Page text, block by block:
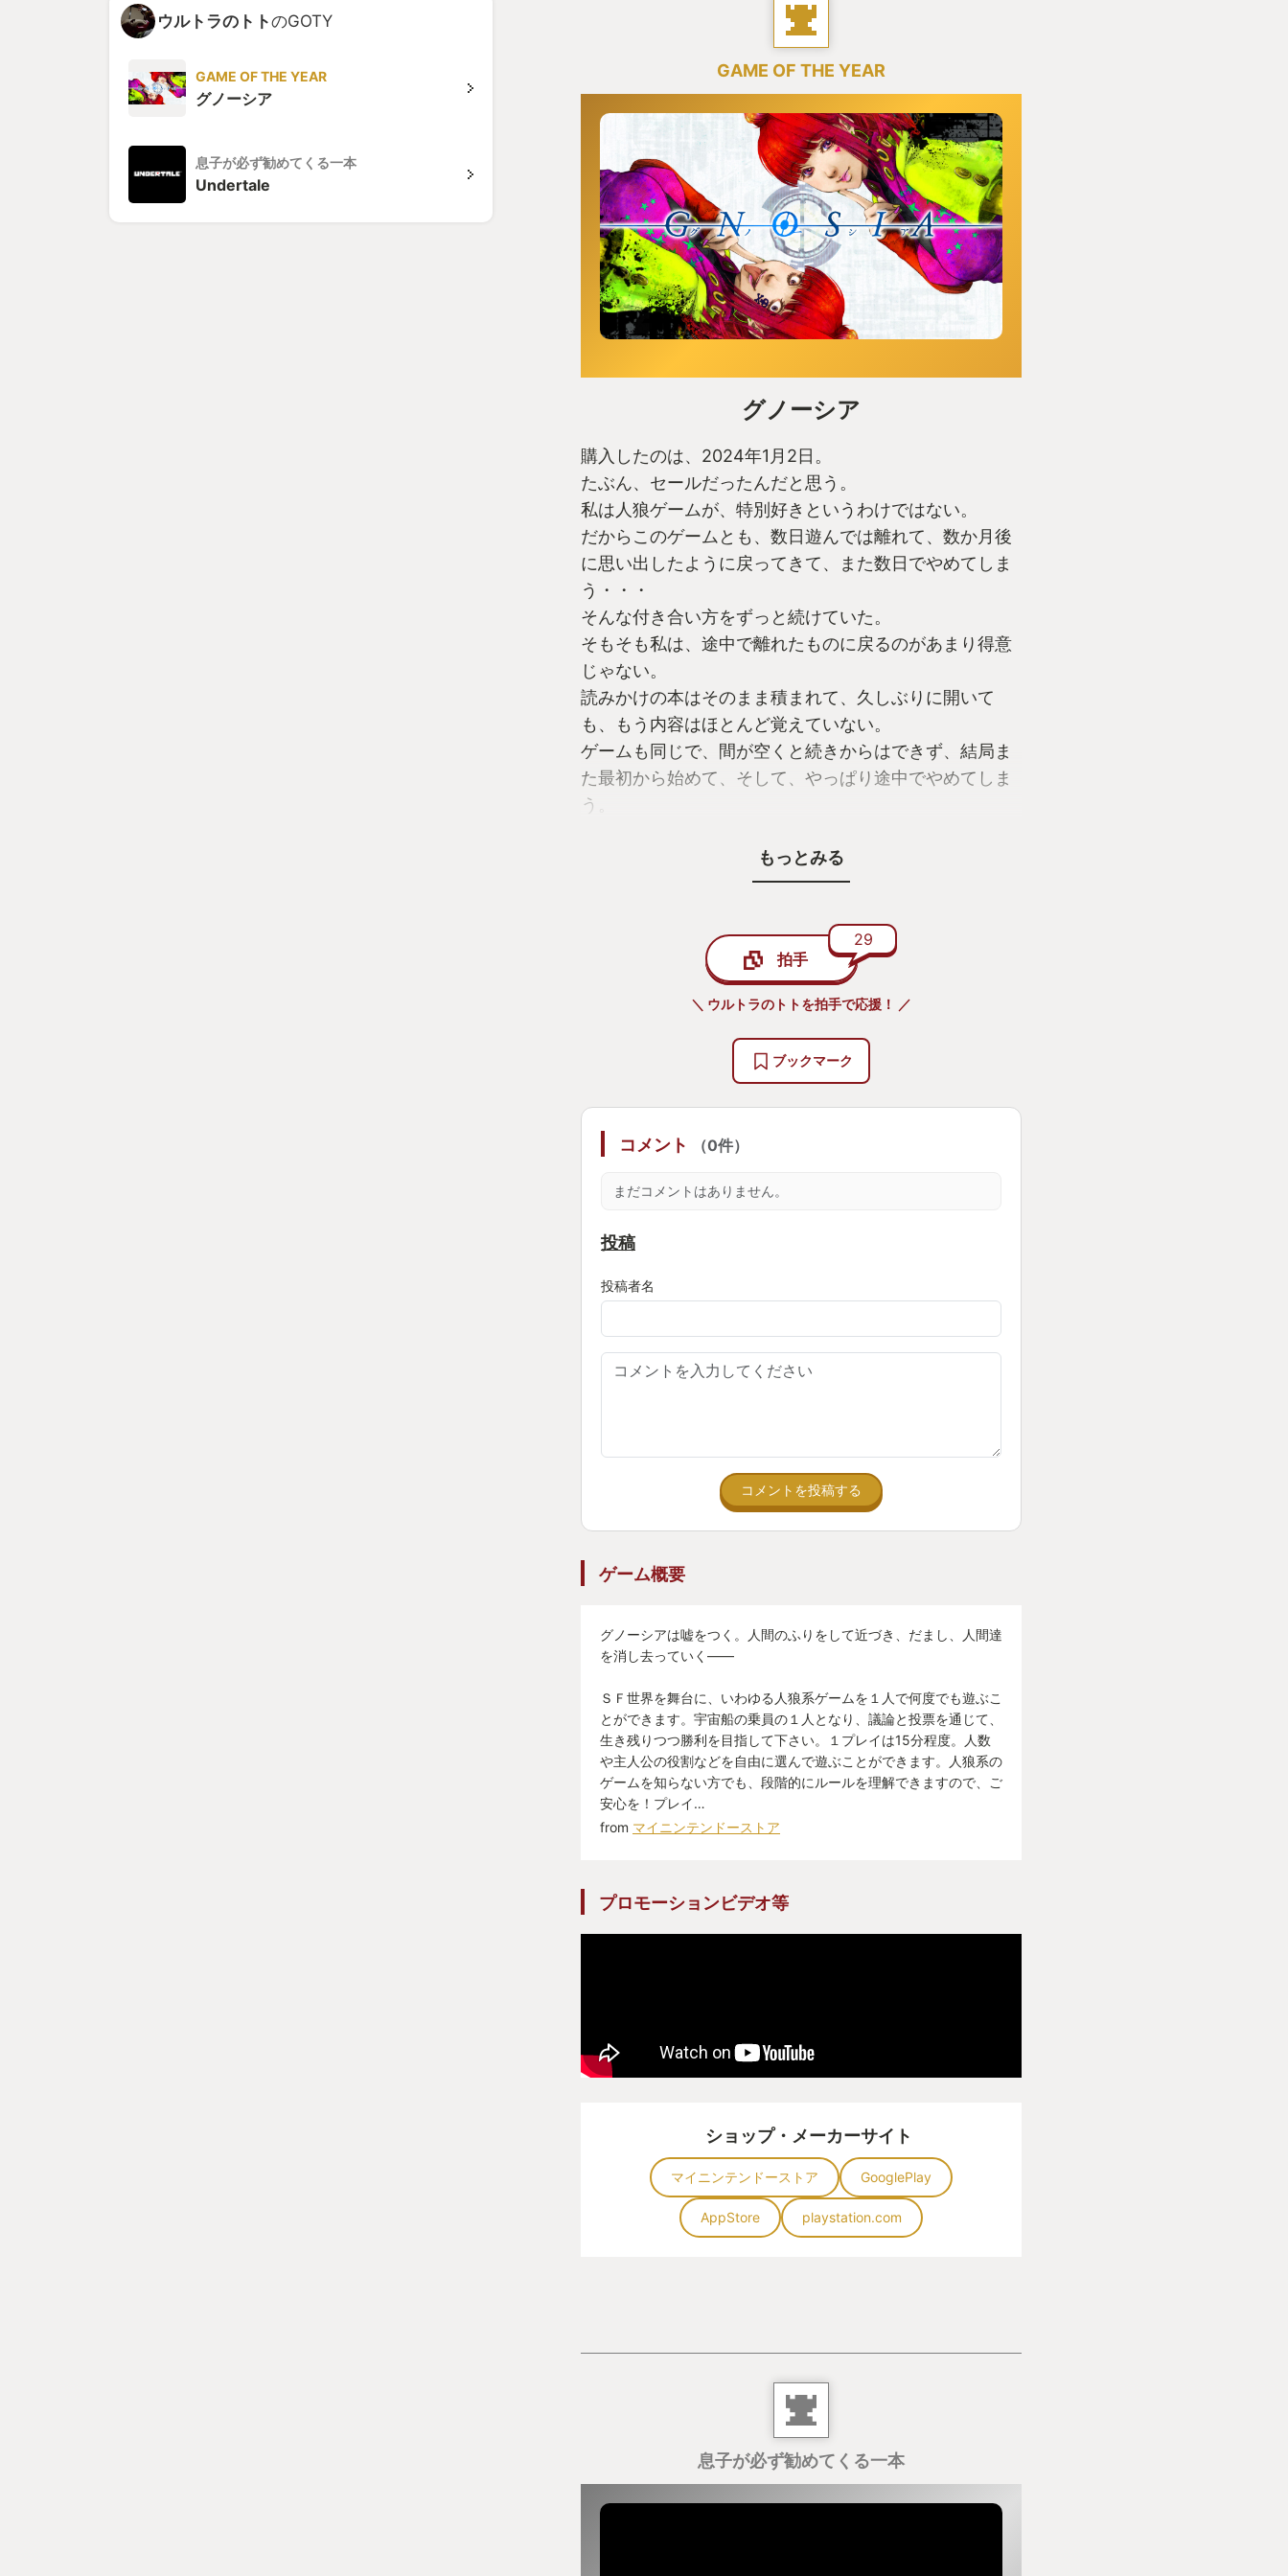
ウルトラのトトのGOTY
GAME OF THE YEAR
グノーシア
息子が必ず勧めてくる一本
Undertale
GAME OF THE YEAR
グノーシア
購入したのは、2024年1月2日。
たぶん、セールだったんだと思う。
私は人狼ゲームが、特別好きというわけではない。
だからこのゲームとも、数日遊んでは離れて、数か月後
に思い出したように戻ってきて、また数日でやめてしま
う・・・
そんな付き合い方をずっと続けていた。
そもそも私は、途中で離れたものに戻るのがあまり得意
じゃない。
読みかけの本はそのまま積まれて、久しぶりに開いて
も、もう内容はほとんど覚えていない。
ゲームも同じで、間が空くと続きからはできず、結局ま
た最初から始めて、そして、やっぱり途中でやめてしま
う。
少し遊んでは満足して、放置する。
それなのに、不思議と「積みゲー」にはならなかった。
理由はよくわからないけれど、そういうゲームは、私に
とってかなり珍しい。
気づけば二年近く、「付き合っては別れる」みたいな距
あれほど、離れては戻るを繰り返してきたのに、エンデ
ィングを見終えたあと、もう一度起動しようとは思わな
それは冷めたからでも、満足しきったからでもない。
じに近い。
る。
もっとみる
拍手
29
＼ ウルトラのトトを拍手で応援！ ／
ブックマーク
コメント （0件）
まだコメントはありません。
投稿
投稿者名
コメントを投稿する
ゲーム概要
グノーシアは嘘をつく。人間のふりをして近づき、だまし、人間達
を消し去っていく――
ＳＦ世界を舞台に、いわゆる人狼系ゲームを１人で何度でも遊ぶこ
とができます。宇宙船の乗員の１人となり、議論と投票を通じて、
生き残りつつ勝利を目指して下さい。１プレイは15分程度。人数
や主人公の役割などを自由に選んで遊ぶことができます。人狼系の
ゲームを知らない方でも、段階的にルールを理解できますので、ご
安心を！プレイ…
from マイニンテンドーストア
プロモーションビデオ等
ショップ・メーカーサイト
マイニンテンドーストア GooglePlay
AppStore playstation.com
息子が必ず勧めてくる一本